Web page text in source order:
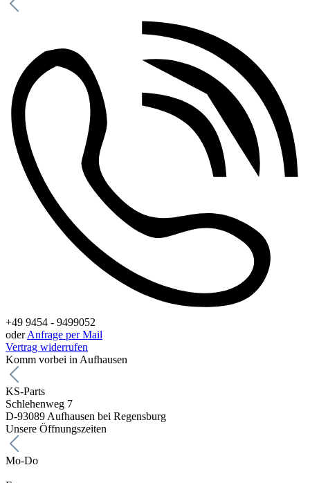
+49 9454 - 9499052
oderAnfrage per Mail
Vertrag widerrufen
Komm vorbei in Aufhausen
KS-Parts
Schlehenweg 7
D-93089 Aufhausen bei Regensburg
Unsere Öffnungszeiten
Mo-Do